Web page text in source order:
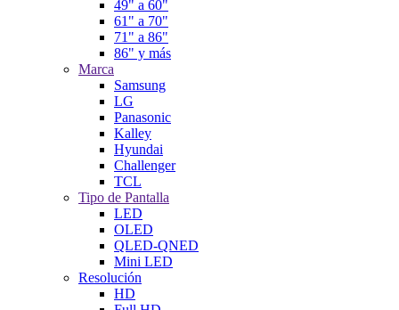
49" a 60"
61" a 70"
71" a 86"
86" y más
Marca
Samsung
LG
Panasonic
Kalley
Hyundai
Challenger
TCL
Tipo de Pantalla
LED
OLED
QLED-QNED
Mini LED
Resolución
HD